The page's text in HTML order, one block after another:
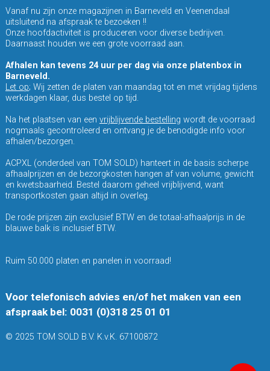
Vanaf nu zijn onze magazijnen in Barneveld en Veenendaal
uitsluitend na afspraak te bezoeken !!
Onze hoofdactiviteit is produceren voor diverse bedrijven.
Daarnaast houden we een grote voorraad aan.
Afhalen kan tevens 24 uur per dag via onze platenbox in
Barneveld.
Let op; Wij zetten de platen van maandag tot en met vrijdag tijdens
werkdagen klaar, dus bestel op tijd.
Na het plaatsen van een vrijblijvende bestelling wordt de voorraad
nogmaals gecontroleerd en ontvang je de benodigde info voor
afhalen/bezorgen.
ACPXL (onderdeel van TOM SOLD) hanteert in de basis scherpe
afhaalprijzen en de bezorgkosten hangen af van volume, gewicht
en kwetsbaarheid. Bestel daarom geheel vrijblijvend, want
transportkosten gaan altijd in overleg.
De rode prijzen zijn exclusief BTW en de totaal-afhaalprijs in de
blauwe balk is inclusief BTW.
Ruim 50.000 platen en panelen in voorraad!
Voor telefonisch advies en/of het maken van een
afspraak bel: 0031 (0)318 25 01 01
© 2025 TOM SOLD B.V. K.v.K. 67100872